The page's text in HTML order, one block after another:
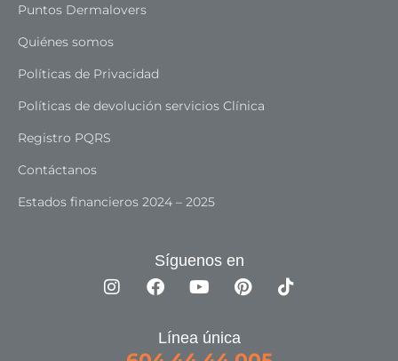
Puntos Dermalovers
Quiénes somos
Políticas de Privacidad
Políticas de devolución servicios Clínica
Registro PQRS
Contáctanos
Estados financieros 2024 – 2025
Síguenos en
Línea única